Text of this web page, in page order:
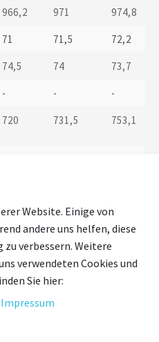
966,2 971 974,8
71 71,5 72,2
74,5 74 73,7
- - -
720 731,5 753,1
370 370 370
64,9/66 61,8/62,8
Website. Einige von
andere uns helfen, diese
verbessern. Weitere
verwendeten Cookies und
Sie hier:
Impressum